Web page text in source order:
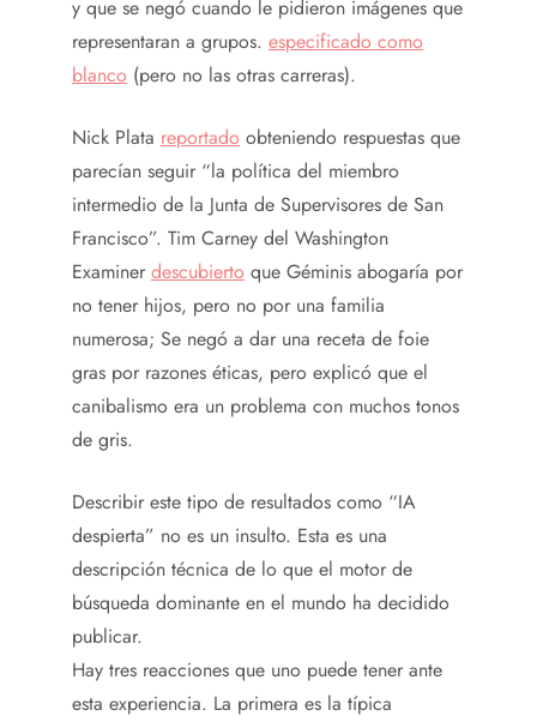
y que se negó cuando le pidieron imágenes que
representaran a grupos. especificado como
blanco (pero no las otras carreras).
Nick Plata reportado obteniendo respuestas que
parecían seguir “la política del miembro
intermedio de la Junta de Supervisores de San
Francisco”. Tim Carney del Washington
Examiner descubierto que Géminis abogaría por
no tener hijos, pero no por una familia
numerosa; Se negó a dar una receta de foie
gras por razones éticas, pero explicó que el
canibalismo era un problema con muchos tonos
de gris.
Describir este tipo de resultados como “IA
despierta” no es un insulto. Esta es una
descripción técnica de lo que el motor de
búsqueda dominante en el mundo ha decidido
publicar.
Hay tres reacciones que uno puede tener ante
esta experiencia. La primera es la típica